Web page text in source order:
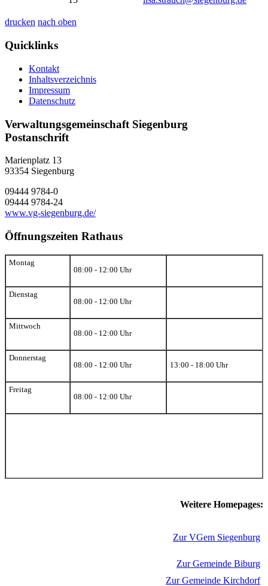
drucken nach oben
Quicklinks
Kontakt
Inhaltsverzeichnis
Impressum
Datenschutz
Verwaltungsgemeinschaft Siegenburg
Postanschrift
Marienplatz 13
93354 Siegenburg
09444 9784-0
09444 9784-24
www.vg-siegenburg.de/
Öffnungszeiten Rathaus
Montag
08:00 - 12:00 Uhr
Dienstag
08:00 - 12:00 Uhr
Mittwoch
08:00 - 12:00 Uhr
Donnerstag
08:00 - 12:00 Uhr
13:00 - 18:00 Uhr
Freitag
08:00 - 12:00 Uhr
Weitere Homepages:
Zur VGem Siegenburg
Zur Gemeinde Biburg
Zur Gemeinde Kirchdorf